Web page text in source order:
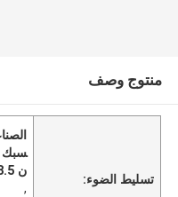
منتوج وصف
تسليط الضوء:
ن 98.5٪ Min GPC
,